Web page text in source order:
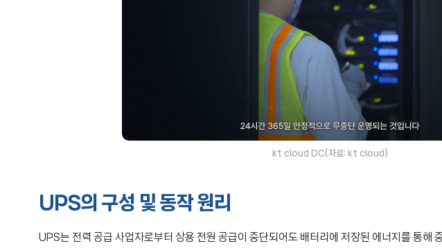
kt cloud DC(자료: kt cloud)
UPS의 구성 및 동작 원리
UPS는 전력 공급 사업자로부터 상용 전원 공급이 중단되어도 배터리에 저장된 에너지를 통해